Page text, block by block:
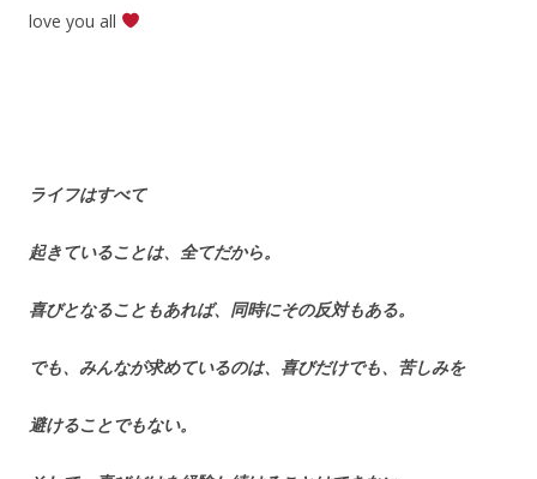
love you all
ライフはすべて
起きていることは、全てだから。
喜びとなることもあれば、同時にその反対もある。
でも、みんなが求めているのは、喜びだけでも、苦しみを
避けることでもない。